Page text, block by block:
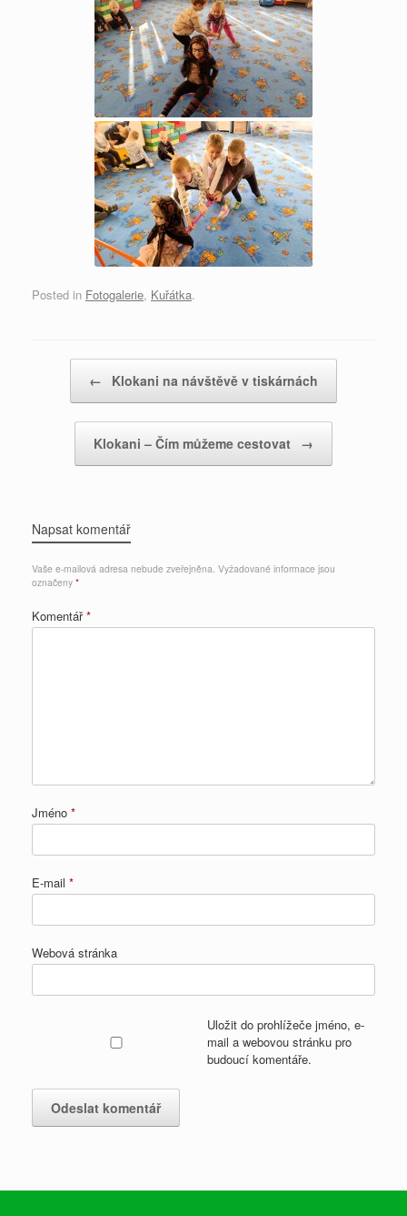
Posted in Fotogalerie, Kuřátka.
← Klokani na návštěvě v tiskárnách
Klokani – Čím můžeme cestovat →
Napsat komentář
Vaše e-mailová adresa nebude zveřejněna. Vyžadované informace jsou
označeny *
Komentář*
Jméno *
E-mail *
Webová stránka
Uložit do prohlížeče jméno, e-
mail a webovou stránku pro
budoucí komentáře.